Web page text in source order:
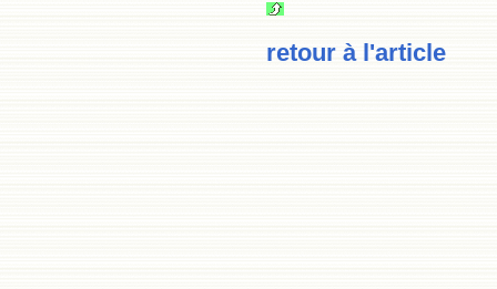
retour à l'article